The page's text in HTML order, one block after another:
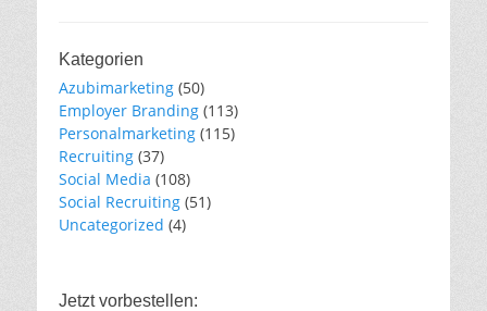
Kategorien
Azubimarketing (50)
Employer Branding (113)
Personalmarketing (115)
Recruiting (37)
Social Media (108)
Social Recruiting (51)
Uncategorized (4)
Jetzt vorbestellen: